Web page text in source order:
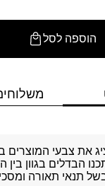
הוספה לסל
את צבעי המוצרים
הבדלים בגוון בין
תנאי תאורה